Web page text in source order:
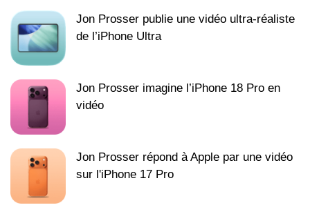
Jon Prosser publie une vidéo ultra-réaliste
de l’iPhone Ultra
Jon Prosser imagine l’iPhone 18 Pro en
vidéo
Jon Prosser répond à Apple par une vidéo
sur l'iPhone 17 Pro